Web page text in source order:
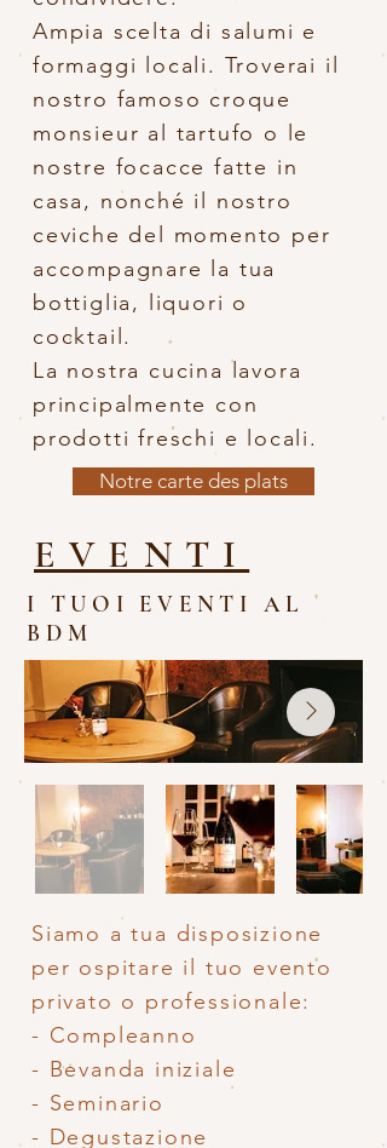
Ampia scelta di salumi e
formaggi locali. Troverai il
nostro famoso croque
monsieur al tartufo o le
nostre focacce fatte in
casa, nonché il nostro
ceviche del momento per
accompagnare la tua
bottiglia, liquori o
cocktail.
La nostra cucina lavora
principalmente con
prodotti freschi e locali.
Notre carte des plats
EVENTI
I TUOI EVENTI AL
BDM
Siamo a tua disposizione
per ospitare il tuo evento
privato o professionale:
- Compleanno
- Bevanda iniziale
- Seminario
- Degustazione